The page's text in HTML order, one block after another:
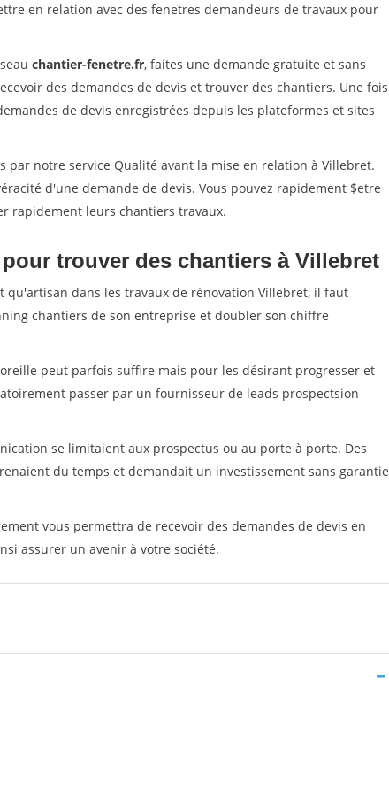
en relation avec des fenetres demandeurs de travaux pour
chantier-fenetre.fr, faites une demande gratuite et sans
des demandes de devis et trouver des chantiers. Une fois
de devis enregistrées depuis les plateformes et sites
par notre service Qualité avant la mise en relation à Villebret.
d'une demande de devis. Vous pouvez rapidement $etre
rapidement leurs chantiers travaux.
trouver des chantiers à Villebret
dans les travaux de rénovation Villebret, il faut
chantiers de son entreprise et doubler son chiffre
peut parfois suffire mais pour les désirant progresser et
passer par un fournisseur de leads prospectsion
se limitaient aux prospectus ou au porte à porte. Des
du temps et demandait un investissement sans garantie
vous permettra de recevoir des demandes de devis en
assurer un avenir à votre société.